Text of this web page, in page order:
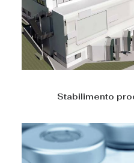
Stabilimento